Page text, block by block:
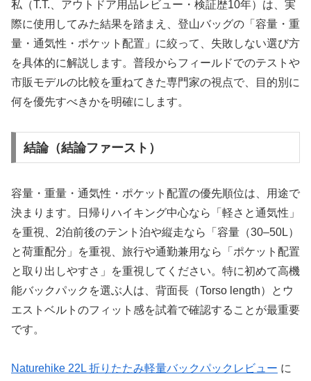
私（T.T.、アウトドア用品レビュー・検証歴10年）は、実
際に使用してみた結果を踏まえ、登山バッグの「容量・重
量・通気性・ポケット配置」に絞って、失敗しない選び方
を具体的に解説します。普段からフィールドでのテストや
市販モデルの比較を重ねてきた専門家の視点で、目的別に
何を優先すべきかを明確にします。
結論（結論ファースト）
容量・重量・通気性・ポケット配置の優先順位は、用途で
決まります。日帰りハイキング中心なら「軽さと通気性」
を重視、2泊前後のテント泊や縦走なら「容量（30–50L）
と荷重配分」を重視、旅行や通勤兼用なら「ポケット配置
と取り出しやすさ」を重視してください。特に初めて高機
能バックパックを選ぶ人は、背面長（Torso length）とウ
エストベルトのフィット感を試着で確認することが最重要
です。
Naturehike 22L 折りたたみ軽量バックパックレビュー に